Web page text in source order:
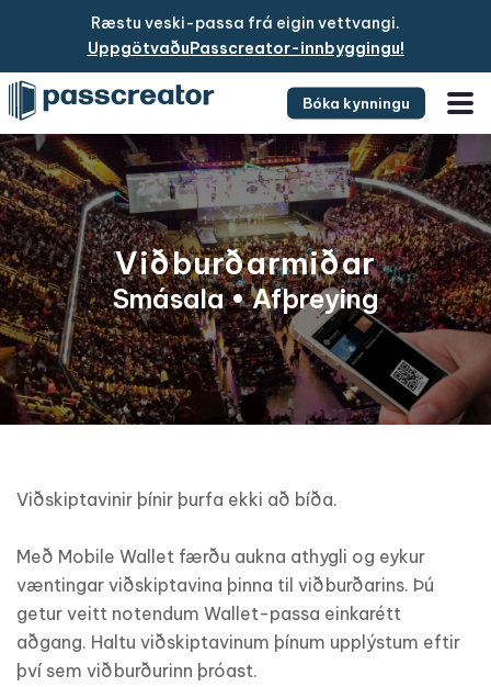
Ræstu veski-passa frá eigin vettvangi.
UppgötvaðuPasscreator-innbyggingu!
Bóka kynningu
Viðburðarmiðar
Smásala • Afþreying
Viðskiptavinir þínir þurfa ekki að bíða.
Með Mobile Wallet færðu aukna athygli og eykur
væntingar viðskiptavina þinna til viðburðarins. Þú
getur veitt notendum Wallet-passa einkarétt
aðgang. Haltu viðskiptavinum þínum upplýstum eftir
því sem viðburðurinn þróast.